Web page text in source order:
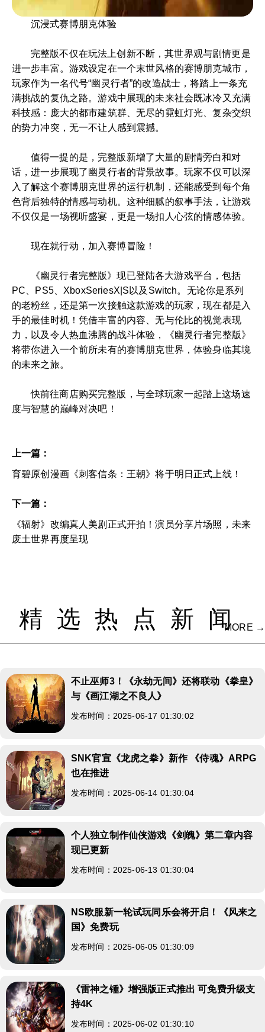
沉浸式赛博朋克体验
完整版不仅在玩法上创新不断，其世界观与剧情更是
进一步丰富。游戏设定在一个末世风格的赛博朋克城市，
玩家作为一名代号“幽灵行者”的改造战士，将踏上一条充
满挑战的复仇之路。游戏中展现的未来社会既冰冷又充满
科技感：庞大的都市建筑群、无尽的霓虹灯光、复杂交织
的势力冲突，无一不让人感到震撼。
值得一提的是，完整版新增了大量的剧情旁白和对
话，进一步展现了幽灵行者的背景故事。玩家不仅可以深
入了解这个赛博朋克世界的运行机制，还能感受到每个角
色背后独特的情感与动机。这种细腻的叙事手法，让游戏
不仅仅是一场视听盛宴，更是一场扣人心弦的情感体验。
现在就行动，加入赛博冒险！
《幽灵行者完整版》现已登陆各大游戏平台，包括
PC、PS5、XboxSeriesX|S以及Switch。无论你是系列
的老粉丝，还是第一次接触这款游戏的玩家，现在都是入
手的最佳时机！凭借丰富的内容、无与伦比的视觉表现
力，以及令人热血沸腾的战斗体验，《幽灵行者完整版》
将带你进入一个前所未有的赛博朋克世界，体验身临其境
的未来之旅。
快前往商店购买完整版，与全球玩家一起踏上这场速
度与智慧的巅峰对决吧！
上一篇：
育碧原创漫画《刺客信条：王朝》将于明日正式上线！
下一篇：
《辐射》改编真人美剧正式开拍！演员分享片场照，未来
废土世界再度呈现
精选热点新闻
MORE →
不止巫师3！《永劫无间》还将联动《拳皇》
与《画江湖之不良人》
发布时间：2025-06-17 01:30:02
SNK官宣《龙虎之拳》新作 《侍魂》ARPG
也在推进
发布时间：2025-06-14 01:30:04
个人独立制作仙侠游戏《剑魄》第二章内容
现已更新
发布时间：2025-06-13 01:30:04
NS欧服新一轮试玩同乐会将开启！《风来之
国》免费玩
发布时间：2025-06-05 01:30:09
《雷神之锤》增强版正式推出 可免费升级支
持4K
发布时间：2025-06-02 01:30:10